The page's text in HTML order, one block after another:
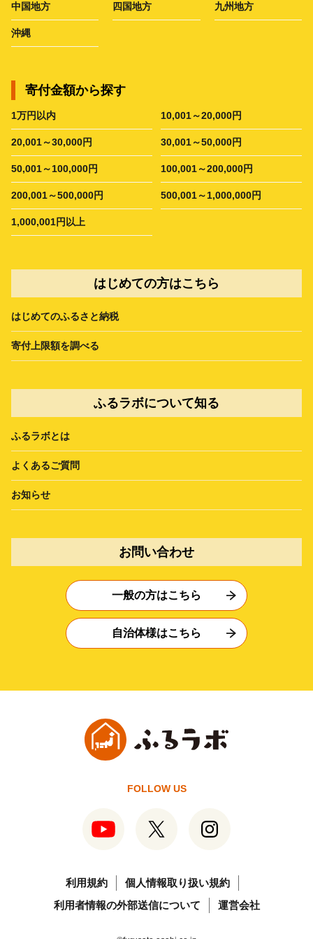
中国地方 四国地方 九州地方
沖縄
寄付金額から探す
1万円以内 10,001～20,000円
20,001～30,000円 30,001～50,000円
50,001～100,000円 100,001～200,000円
200,001～500,000円 500,001～1,000,000円
1,000,001円以上
はじめての方はこちら
はじめてのふるさと納税
寄付上限額を調べる
ふるラボについて知る
ふるラボとは
よくあるご質問
お知らせ
お問い合わせ
一般の方はこちら
自治体様はこちら
FOLLOW US
利用規約
個人情報取り扱い規約
利用者情報の外部送信について
運営会社